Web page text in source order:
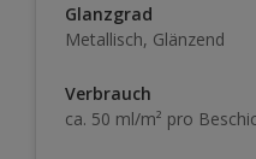
Glanzgrad
Metallisch, Glänzend
Verbrauch
ca. 50 ml/m² pro